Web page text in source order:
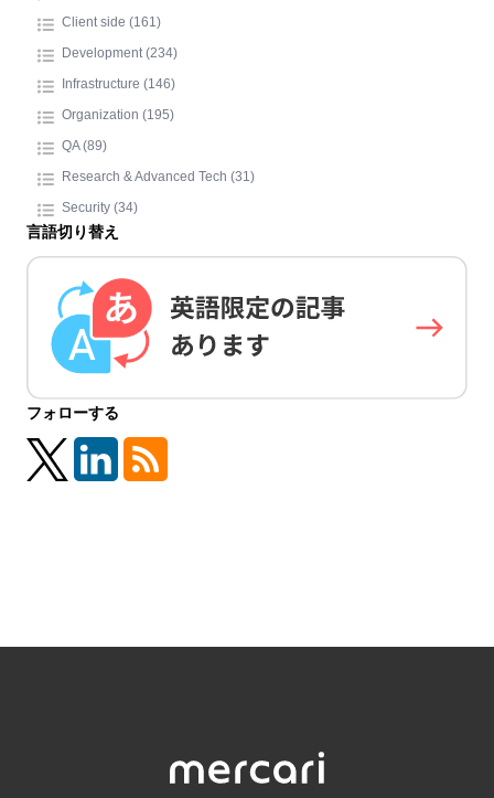
Client side (161)
Development (234)
Infrastructure (146)
Organization (195)
QA (89)
Research & Advanced Tech (31)
Security (34)
言語切り替え
フォローする